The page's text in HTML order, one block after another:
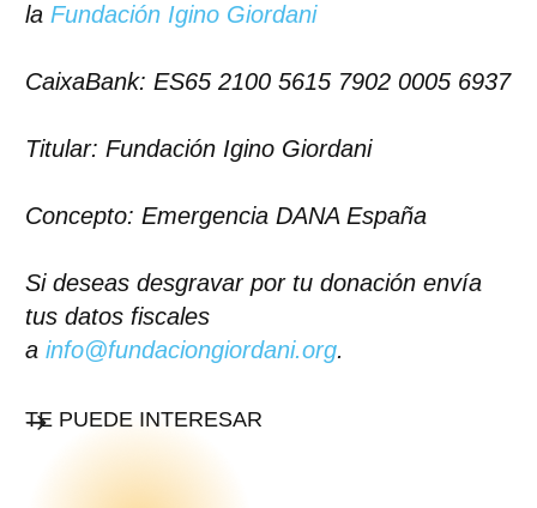
la Fundación Igino Giordani
CaixaBank: ES65 2100 5615 7902 0005 6937
Titular: Fundación Igino Giordani
Concepto: Emergencia DANA España
Si deseas desgravar por tu donación envía
tus datos fiscales
a info@fundaciongiordani.org.
TE PUEDE INTERESAR